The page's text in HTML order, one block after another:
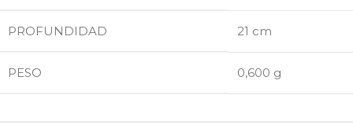
PROFUNDIDAD 21 cm
PESO 0,600 g